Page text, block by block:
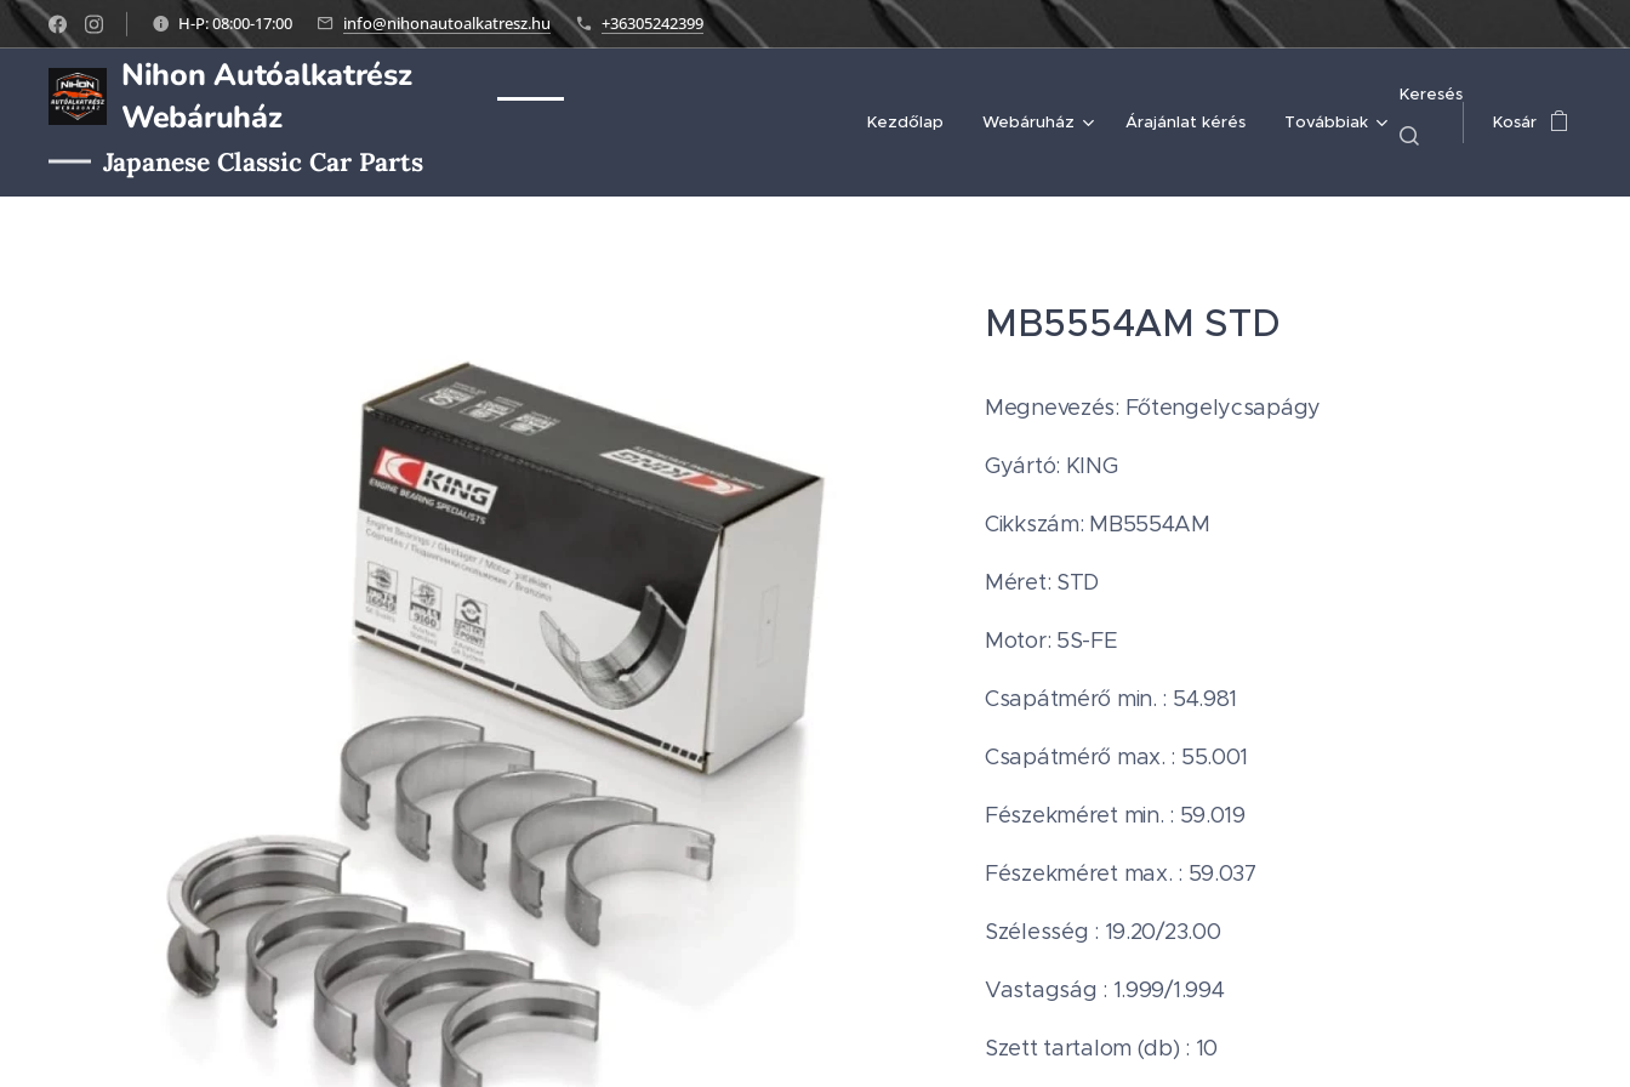
H-P: 08:00-17:00 info@nihonautoalkatresz.hu +36305242399
Nihon Autóalkatrész
Webáruház
Japanese Classic Car Parts
Kezdőlap Webáruház Árajánlat kérés Továbbiak
Keresés
Kosár
MB5554AM STD
Megnevezés: Főtengelycsapágy
Gyártó: KING
Cikkszám: MB5554AM
Méret: STD
Motor: 5S-FE
Csapátmérő min. : 54.981
Csapátmérő max. : 55.001
Fészekméret min. : 59.019
Fészekméret max. : 59.037
Szélesség : 19.20/23.00
Vastagság : 1.999/1.994
Szett tartalom (db) : 10